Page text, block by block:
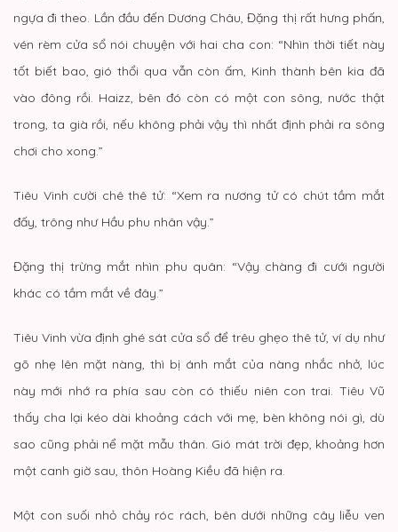
ngựa đi theo. Lần đầu đến Dương Châu, Đặng thị rất hưng phấn,
vén rèm cửa sổ nói chuyện với hai cha con: “Nhìn thời tiết này
tốt biết bao, gió thổi qua vẫn còn ấm, Kinh thành bên kia đã
vào đông rồi. Haizz, bên đó còn có một con sông, nước thật
trong, ta già rồi, nếu không phải vậy thì nhất định phải ra sông
chơi cho xong.”
Tiêu Vinh cười chê thê tử: “Xem ra nương tử có chút tầm mắt
đấy, trông như Hầu phu nhân vậy.”
Đặng thị trừng mắt nhìn phu quân: “Vậy chàng đi cưới người
khác có tầm mắt về đây.”
Tiêu Vinh vừa định ghé sát cửa sổ để trêu ghẹo thê tử, ví dụ như
gõ nhẹ lên mặt nàng, thì bị ánh mắt của nàng nhắc nhở, lúc
này mới nhớ ra phía sau còn có thiếu niên con trai. Tiêu Vũ
thấy cha lại kéo dài khoảng cách với mẹ, bèn không nói gì, dù
sao cũng phải nể mặt mẫu thân. Gió mát trời đẹp, khoảng hơn
một canh giờ sau, thôn Hoàng Kiều đã hiện ra.
Một con suối nhỏ chảy róc rách, bên dưới những cây liễu ven